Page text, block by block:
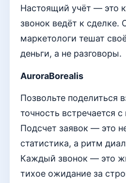
Настоящий учёт — это
звонок ведёт к сделке.
маркетологи тешат
деньги, а не разговоры.
AuroraBorealis
Позвольте поделиться
точность встречается
Подсчет заявок — это
статистика, а ритм
Каждый звонок — это
тихое ожидание за